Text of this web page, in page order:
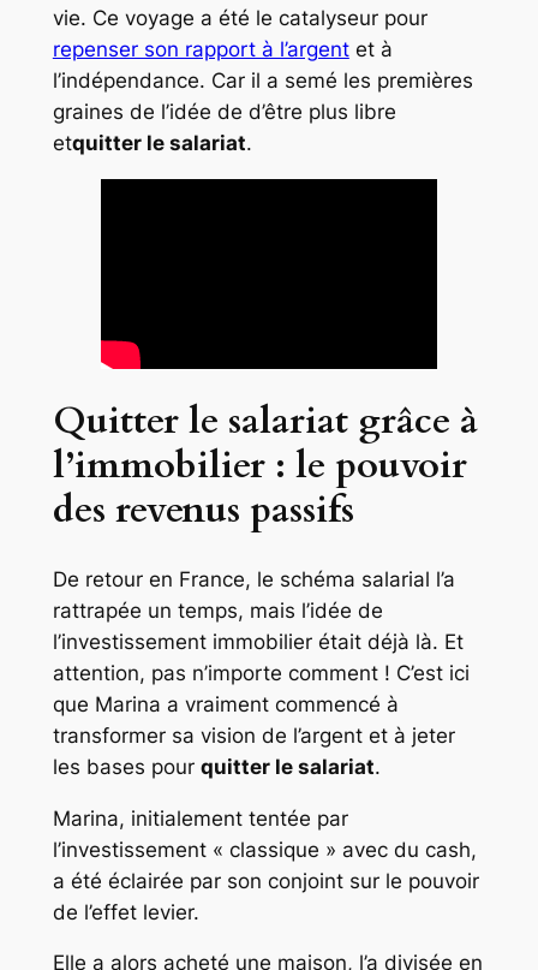
vie. Ce voyage a été le catalyseur pour
repenser son rapport à l’argentet à
l’indépendance. Car il a semé les premières
graines de l’idée de d’être plus libre
etquitter le salariat.
Quitter le salariat grâce à
l’immobilier : le pouvoir
des revenus passifs
De retour en France, le schéma salarial l’a
rattrapée un temps, mais l’idée de
l’investissement immobilier était déjà là. Et
attention, pas n’importe comment ! C’est ici
que Marina a vraiment commencé à
transformer sa vision de l’argent et à jeter
les bases pour quitter le salariat.
Marina, initialement tentée par
l’investissement « classique » avec du cash,
a été éclairée par son conjoint sur le pouvoir
de l’effet levier.
Elle a alors acheté une maison, l’a divisée en